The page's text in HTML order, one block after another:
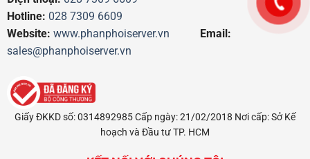
Hotline: 028 7309 6609
Website: www.phanphoiserver.vn
Email:
sales@phanphoiserver.vn
Giấy ĐKKD số: 0314892985 Cấp ngày: 21/02/2018 Nơi cấp: Sở Kế
hoạch và Đầu tư TP. HCM